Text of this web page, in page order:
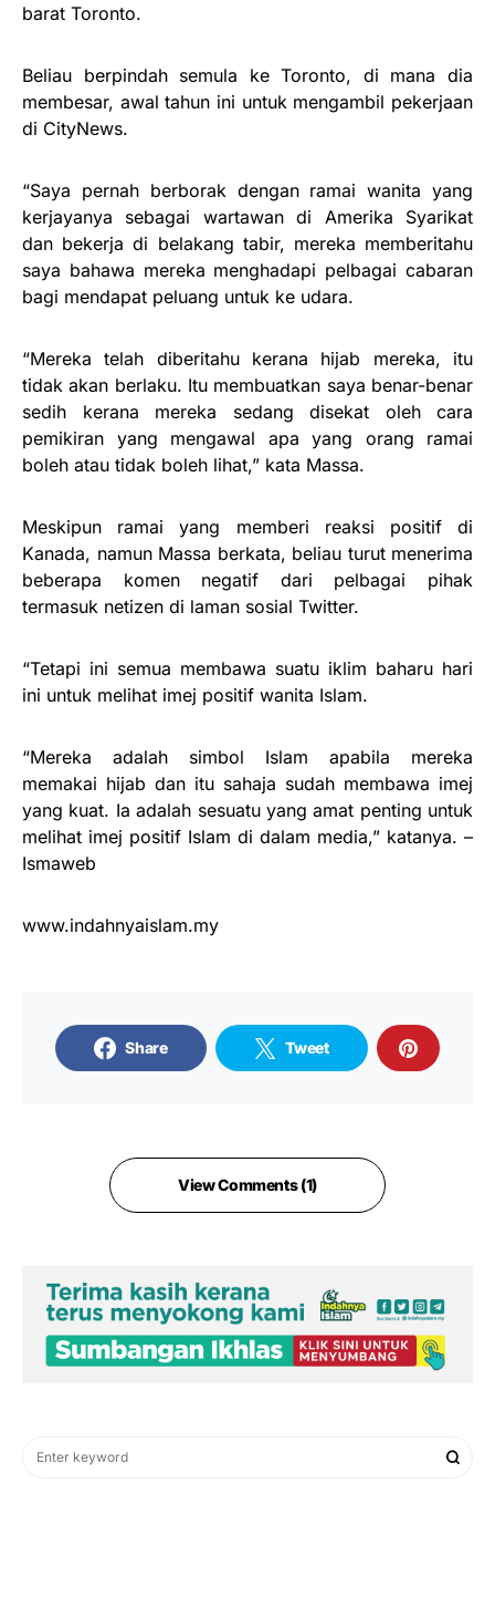
barat Toronto.
Beliau berpindah semula ke Toronto, di mana dia
membesar, awal tahun ini untuk mengambil pekerjaan
di CityNews.
“Saya pernah berborak dengan ramai wanita yang
kerjayanya sebagai wartawan di Amerika Syarikat
dan bekerja di belakang tabir, mereka memberitahu
saya bahawa mereka menghadapi pelbagai cabaran
bagi mendapat peluang untuk ke udara.
“Mereka telah diberitahu kerana hijab mereka, itu
tidak akan berlaku. Itu membuatkan saya benar-benar
sedih kerana mereka sedang disekat oleh cara
pemikiran yang mengawal apa yang orang ramai
boleh atau tidak boleh lihat,” kata Massa.
Meskipun ramai yang memberi reaksi positif di
Kanada, namun Massa berkata, beliau turut menerima
beberapa komen negatif dari pelbagai pihak
termasuk netizen di laman sosial Twitter.
“Tetapi ini semua membawa suatu iklim baharu hari
ini untuk melihat imej positif wanita Islam.
“Mereka adalah simbol Islam apabila mereka
memakai hijab dan itu sahaja sudah membawa imej
yang kuat. Ia adalah sesuatu yang amat penting untuk
melihat imej positif Islam di dalam media,” katanya. –
Ismaweb
www.indahnyaislam.my
Share Tweet
View Comments (1)